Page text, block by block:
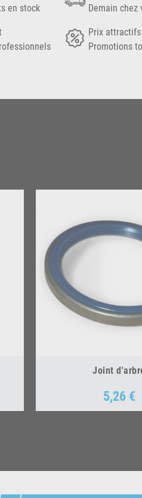
en stock
Demain chez
Prix attractifs
Promotions
Joint
Prix
5,26 €